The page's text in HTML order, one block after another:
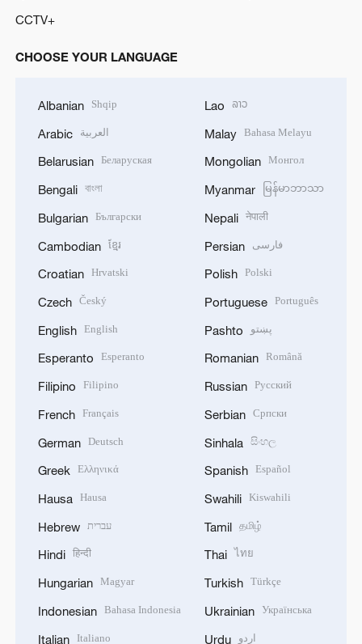
CCTV+
CHOOSE YOUR LANGUAGE
Albanian Shqip
Arabic العربية
Belarusian Беларуская
Bengali বাংলা
Bulgarian Български
Cambodian ខ្មែរ
Croatian Hrvatski
Czech Český
English English
Esperanto Esperanto
Filipino Filipino
French Français
German Deutsch
Greek Ελληνικά
Hausa Hausa
Hebrew עברית
Hindi हिन्दी
Hungarian Magyar
Indonesian Bahasa Indonesia
Italian Italiano
Lao ລາວ
Malay Bahasa Melayu
Mongolian Монгол
Myanmar မြန်မာဘာသာ
Nepali नेपाली
Persian فارسی
Polish Polski
Portuguese Português
Pashto پښتو
Romanian Română
Russian Русский
Serbian Српски
Sinhala සිංහල
Spanish Español
Swahili Kiswahili
Tamil தமிழ்
Thai ไทย
Turkish Türkçe
Ukrainian Українська
Urdu اردو